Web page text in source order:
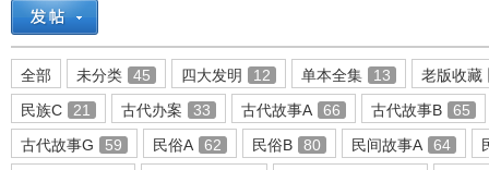
全部 未分类 45 四大发明 12 单本全集 13
老版收藏
民族C
21 古代办案 33 古代故事A 66 古代故事B
65
古代故事G
59 民俗A 62 民俗B 80 民间故事A 64